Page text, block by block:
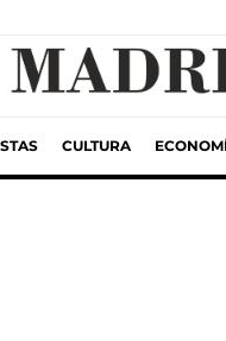
CULTURA